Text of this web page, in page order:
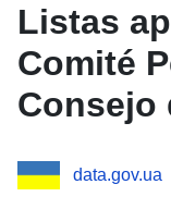
Listas
Comité
Consejo
Kiev
Política
data.gov.ua